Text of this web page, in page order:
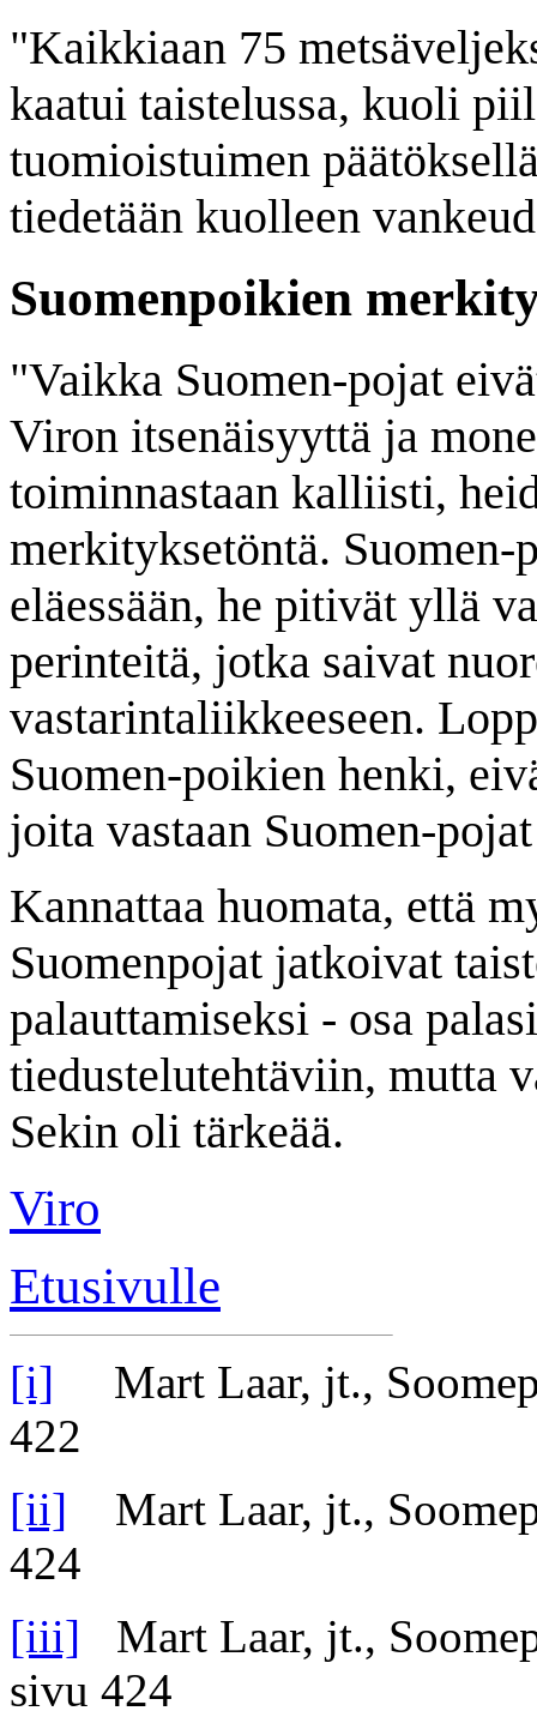
"Kaikkiaan 75
kaatui taistelussa, kuoli
tuomioistuimen
tiedetään kuolleen
Suomenpoikien
"Vaikka Suomen-pojat
Viron itsenäisyyttä ja
toiminnastaan kalliisti,
merkityksetöntä.
eläessään, he pitivät yllä
perinteitä, jotka saivat
vastarintaliikkeeseen.
Suomen-poikien henki,
joita vastaan Suomen-
Kannattaa huomata, että
Suomenpojat jatkoivat
palauttamiseksi - osa
tiedustelutehtäviin, mutta
Sekin oli tärkeää.
Viro
Etusivulle
[i]
Mart Laar, jt.,
422
[ii]
Mart Laar, jt.,
424
[iii]
Mart Laar, jt.,
sivu 424